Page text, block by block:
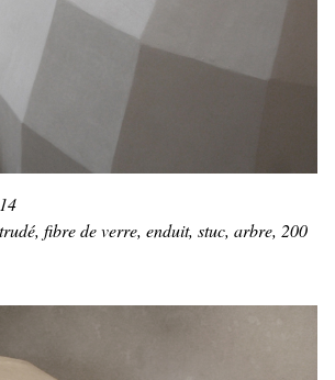
fibre de verre, enduit, stuc, arbre, 200